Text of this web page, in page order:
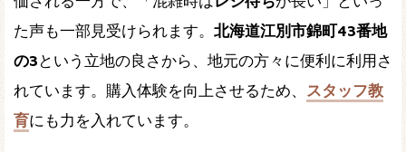
た声も一部見受けられます。 北海道江別市錦町43番地
の3 という立地の良さから、地元の方々に便利に利用さ
れています。購入体験を向上させるため、 スタッフ教
育にも力を入れています。